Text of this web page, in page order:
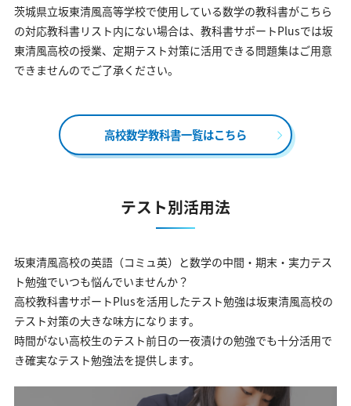
茨城県立坂東清風高等学校で使用している数学の教科書がこちら
の対応教科書リスト内にない場合は、教科書サポートPlusでは坂
東清風高校の授業、定期テスト対策に活用できる問題集はご用意
できませんのでご了承ください。
高校数学教科書一覧はこちら
テスト別活用法
坂東清風高校の英語（コミュ英）と数学の中間・期末・実力テス
ト勉強でいつも悩んでいませんか？
高校教科書サポートPlusを活用したテスト勉強は坂東清風高校の
テスト対策の大きな味方になります。
時間がない高校生のテスト前日の一夜漬けの勉強でも十分活用で
き確実なテスト勉強法を提供します。